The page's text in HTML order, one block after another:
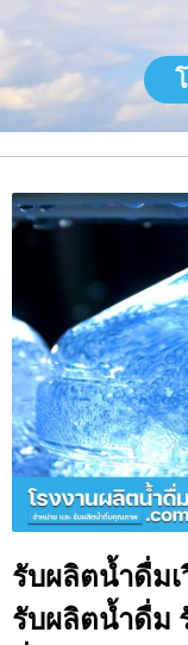
รับผลิตน้ำดื่ม
รับผลิตน้ำดื่ม